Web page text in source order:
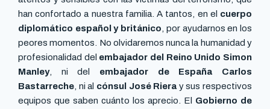
han confortado a nuestra familia. A tantos, en el cuerpo
diplomático español y británico , por ayudarnos en los
peores momentos. No olvidaremos nunca la humanidad y
profesionalidad del embajador del Reino Unido Simon
Manley, ni del embajador de España Carlos
Bastarreche , ni al cónsul José Riera y sus respectivos
equipos que saben cuánto los aprecio. El Gobierno de